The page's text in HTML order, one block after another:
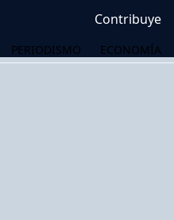
Contribuye
PERIODISMO ECONOMÍA